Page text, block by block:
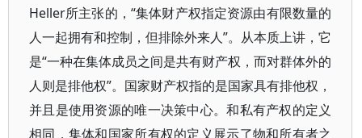
Heller所主张的，“集体财产权指定资源由有限数量的
人一起拥有和控制，但排除外来人”。从本质上讲，它
是“一种在集体成员之间是共有财产权，而对群体外的
人则是排他权”。国家财产权指的是国家具有排他权，
并且是使用资源的唯一决策中心。和私有产权的定义
相同，集体和国家所有权的定义展示了物和所有者之